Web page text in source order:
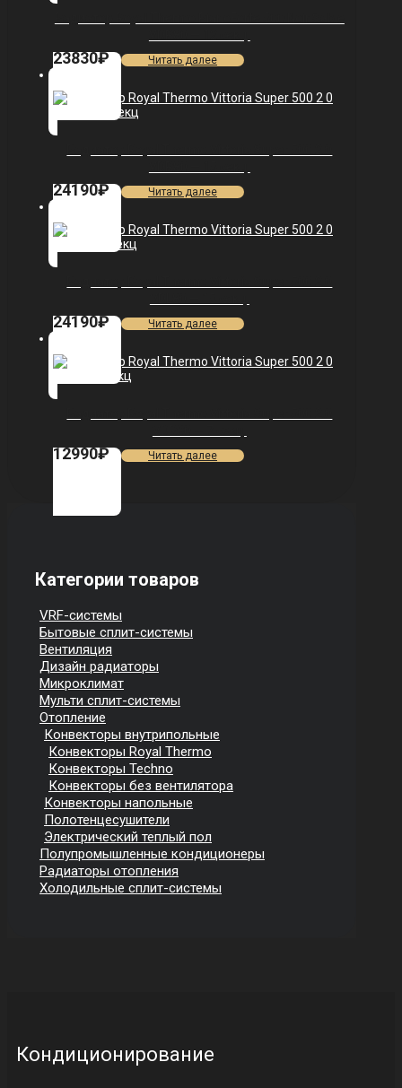
23830₽ Читать далее
24190₽ Читать далее
24190₽ Читать далее
12990₽ Читать далее
Категории товаров
VRF-системы
Бытовые сплит-системы
Вентиляция
Дизайн радиаторы
Микроклимат
Мульти сплит-системы
Отопление
Конвекторы внутрипольные
Конвекторы Royal Thermo
Конвекторы Techno
Конвекторы без вентилятора
Конвекторы напольные
Полотенцесушители
Электрический теплый пол
Полупромышленные кондиционеры
Радиаторы отопления
Холодильные сплит-системы
Кондиционирование